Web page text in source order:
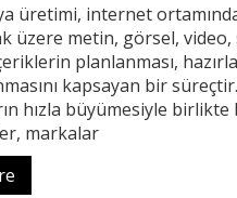
üretimi, internet
üzere metin, görsel, video,
planlanması,
kapsayan bir
hızla büyümesiyle birlikte
markalar